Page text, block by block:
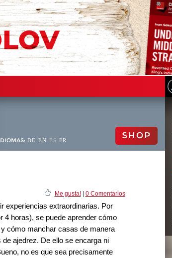
DE EN ES FR SHOP
Me gusta!| 0 Comentarios
experiencias extraordinarias. Por
4 horas), se puede aprender cómo
cómo manchar casas de manera
ajedrez. De ello se encarga ni
no es que sea precisamente